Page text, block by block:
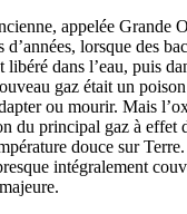
appelée Grande
lorsque des
dans l’eau, puis
gaz était un
ou mourir. Mais
du principal gaz à effet
douce sur
intégralement